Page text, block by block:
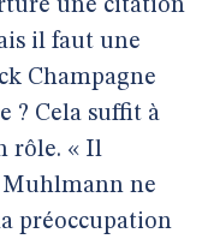
une citation
il faut une
Champagne
? Cela suffit à
rôle. « Il
Muhlmann ne
préoccupation